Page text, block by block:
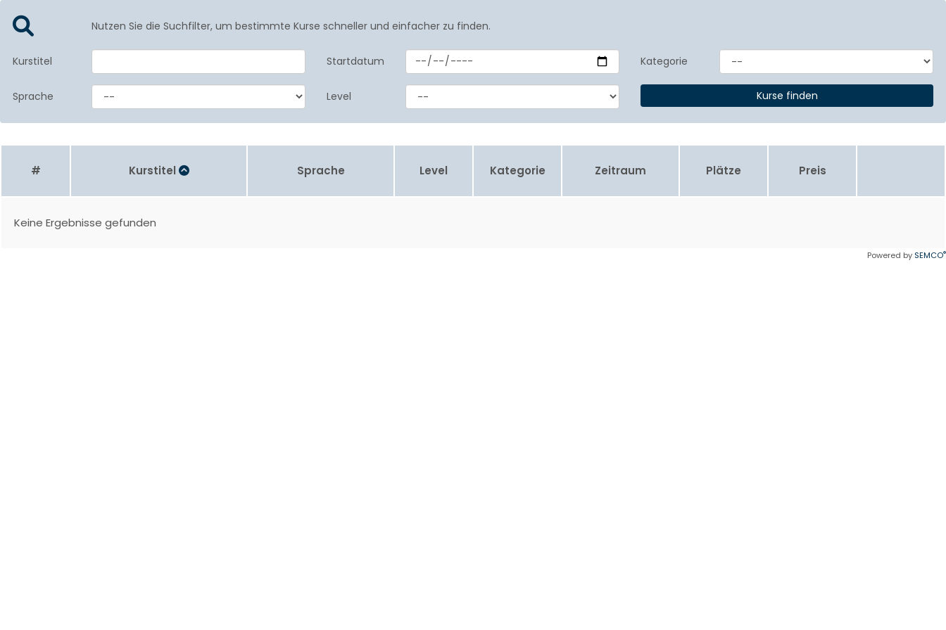
Nutzen Sie die Suchfilter, um bestimmte Kurse schneller und einfacher zu finden.
Kurstitel Startdatum Kategorie
Sprache Level
# Kurstitel Sprache Level Kategorie Zeitraum Plätze Preis
Keine Ergebnisse gefunden
Powered by SEMCO®